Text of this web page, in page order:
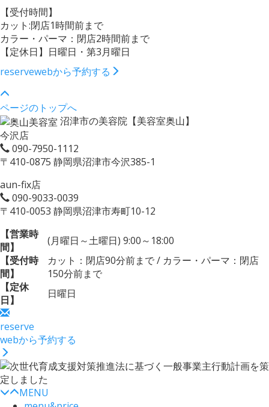
【受付時間】
カット:閉店1時間前まで
カラー・パーマ：閉店2時間前まで
【定休日】日曜日・第3月曜日
reservewebから予約する
ページのトップへ
沼津市の美容院【美容室奥山】
今沢店
090-7950-1112
〒410-0875 静岡県沼津市今沢385-1
aun-fix店
090-9033-0039
〒410-0053 静岡県沼津市寿町10-12
【営業時
間】
(月曜日～土曜日) 9:00～18:00
【受付時
間】
カット：閉店90分前まで / カラー・パーマ：閉店
150分前まで
【定休
日】
日曜日
reserve
webから予約する
MENU